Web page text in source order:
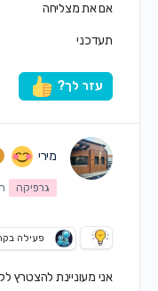
אם את מצליחה
תעדכני
עזר לך?
מירי
גרפיקה
פעילה
אני מעוניינת להצטרץ